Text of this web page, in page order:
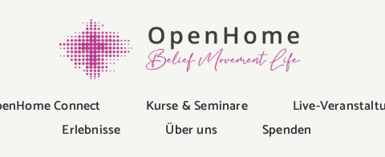
Connect Kurse & Seminare Live-
Erlebnisse
Über uns Spenden